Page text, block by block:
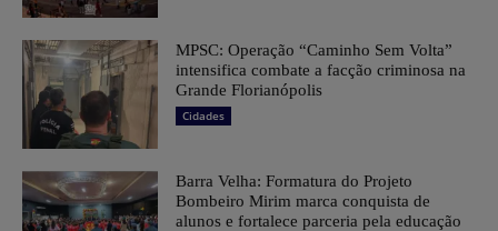
MPSC: Operação “Caminho Sem Volta”
intensifica combate a facção criminosa na
Grande Florianópolis
Cidades
Barra Velha: Formatura do Projeto
Bombeiro Mirim marca conquista de
alunos e fortalece parceria pela educação